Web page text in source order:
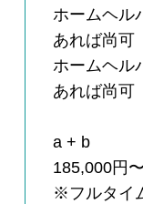
ホームヘル
あれば尚可
ホームヘル
あれば尚可
a + b
185,000円
※フルタイ